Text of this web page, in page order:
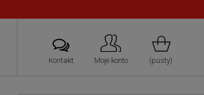
Kontakt Moje konto (pusty)